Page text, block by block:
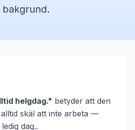
bakgrund.
helgdag." betyder att den
skäl att inte arbeta —
dag..